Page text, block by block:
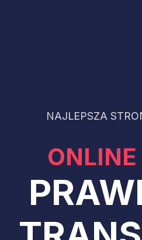
NAJLEPSZA